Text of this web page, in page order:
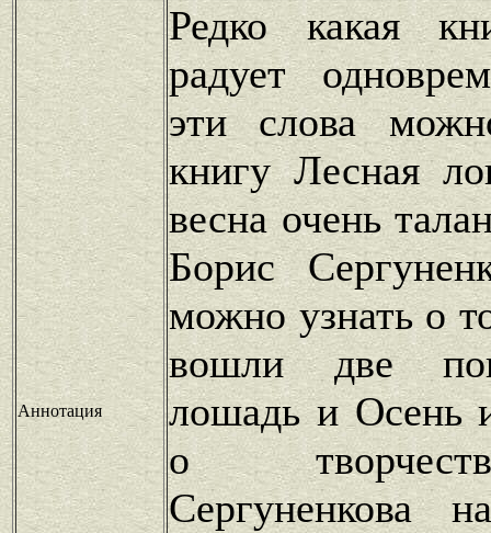
Аннотация
Редко какая
радует
эти слова
книгу Лесная
весна очень
Борис
можно узнать о
вошли две
лошадь и Осень
о
Сергуненкова